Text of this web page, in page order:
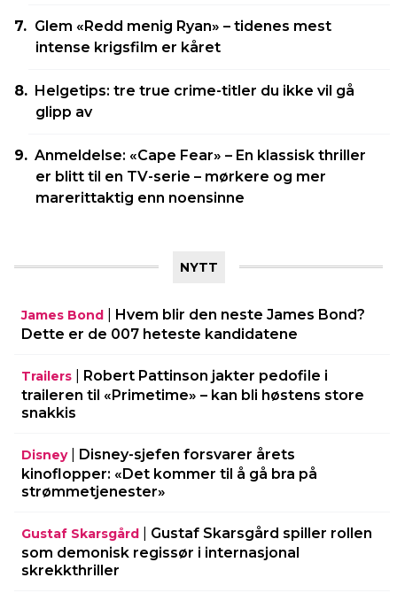
Glem «Redd menig Ryan» – tidenes mest
intense krigsfilm er kåret
Helgetips: tre true crime-titler du ikke vil gå
glipp av
Anmeldelse: «Cape Fear» – En klassisk thriller
er blitt til en TV-serie – mørkere og mer
marerittaktig enn noensinne
NYTT
James Bond
Hvem blir den neste James Bond?
Dette er de 007 heteste kandidatene
Trailers
Robert Pattinson jakter pedofile i
traileren til «Primetime» – kan bli høstens store
snakkis
Disney| Disney-sjefen forsvarer årets
kinoflopper: «Det kommer til å gå bra på
strømmetjenester»
Gustaf Skarsgård
Gustaf Skarsgård spiller rollen
som demonisk regissør i internasjonal
skrekkthriller